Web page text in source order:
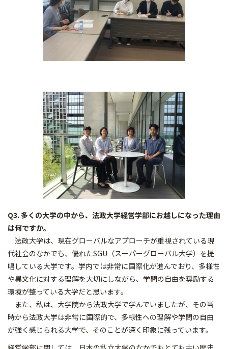
Q3. 多くの大学の中から、法政大学経営学部にお越しになった理由
は何ですか。
法政大学は、現在グローバルなアプローチが重視されている現
代社会のなかでも、優れたSGU（スーパーグローバル大学）を提
唱している大学です。学内では非常に国際化が進んでおり、多様性
や異文化に対する理解を大切にしながら、学問の自由を奨励する
環境が整っている大学だと思います。
また、私は、大学院から法政大学で学んでいましたが、その当
時から法政大学は非常に国際的で、多様性への理解や学問の自由
が強く感じられる大学で、そのことが深く印象に残っています。